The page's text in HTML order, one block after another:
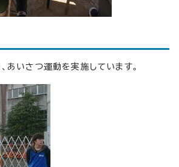
あいさつ運動を実施しています。